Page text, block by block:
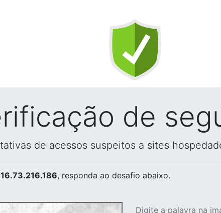
de
de acessos suspeitos a sites
, responda ao desafio abaixo.
Digite a palavra na